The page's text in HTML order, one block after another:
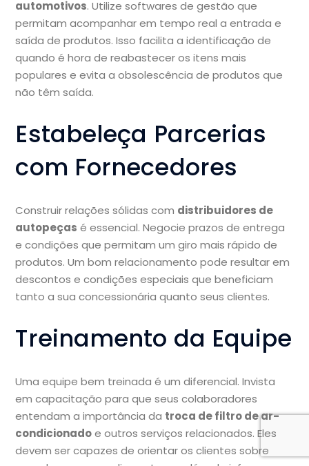
automotivos. Utilize softwares de gestão que
permitam acompanhar em tempo real a entrada e
saída de produtos. Isso facilita a identificação de
quando é hora de reabastecer os itens mais
populares e evita a obsolescência de produtos que
não têm saída.
Estabeleça Parcerias
com Fornecedores
Construir relações sólidas com distribuidores de
autopeças é essencial. Negocie prazos de entrega
e condições que permitam um giro mais rápido de
produtos. Um bom relacionamento pode resultar em
descontos e condições especiais que beneficiam
tanto a sua concessionária quanto seus clientes.
Treinamento da Equipe
Uma equipe bem treinada é um diferencial. Invista
em capacitação para que seus colaboradores
entendam a importância da troca de filtro de ar-
condicionadoe outros serviços relacionados. Eles
devem ser capazes de orientar os clientes sobre